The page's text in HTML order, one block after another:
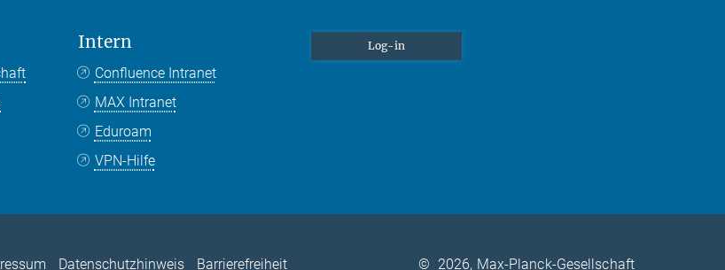
Intern
Confluence Intranet
MAX Intranet
Eduroam
VPN-Hilfe
Log-in
Datenschutzhinweis Barrierefreiheit © 2026, Max-Planck-Gesellschaft